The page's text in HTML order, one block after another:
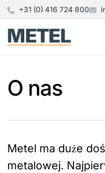
+31 (0) 416 724 800
O nas
Metel ma duże
metalowej.